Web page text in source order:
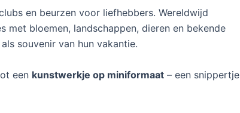
en beurzen voor liefhebbers. Wereldwijd
met bloemen, landschappen, dieren en bekende
souvenir van hun vakantie.
een kunstwerkje op miniformaat – een snippertje